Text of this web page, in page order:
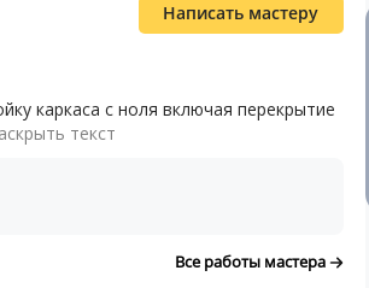
Написать мастеру
каркаса с ноля включая перекрытие
текст
Все работы мастера